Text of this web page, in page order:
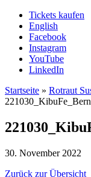
Tickets kaufen
English
Facebook
Instagram
YouTube
LinkedIn
Startseite » Rotraut
30. November 2022
Zurück zur Übersicht